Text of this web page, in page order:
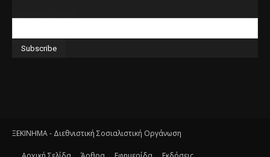
ΞΕΚΙΝΗΜΑ - Διεθνιστική Σοσιαλιστική Οργάνωση